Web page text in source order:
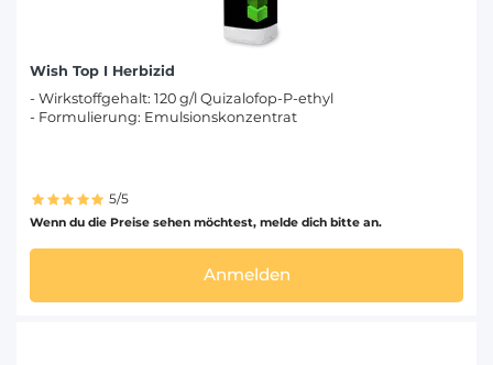
Wish Top I Herbizid
- Wirkstoffgehalt: 120 g/l Quizalofop-P-ethyl
- Formulierung: Emulsionskonzentrat
5/5
Wenn du die Preise sehen möchtest, melde dich bitte an.
Anmelden